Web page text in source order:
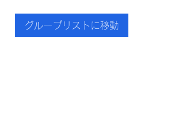
グループリストに移動